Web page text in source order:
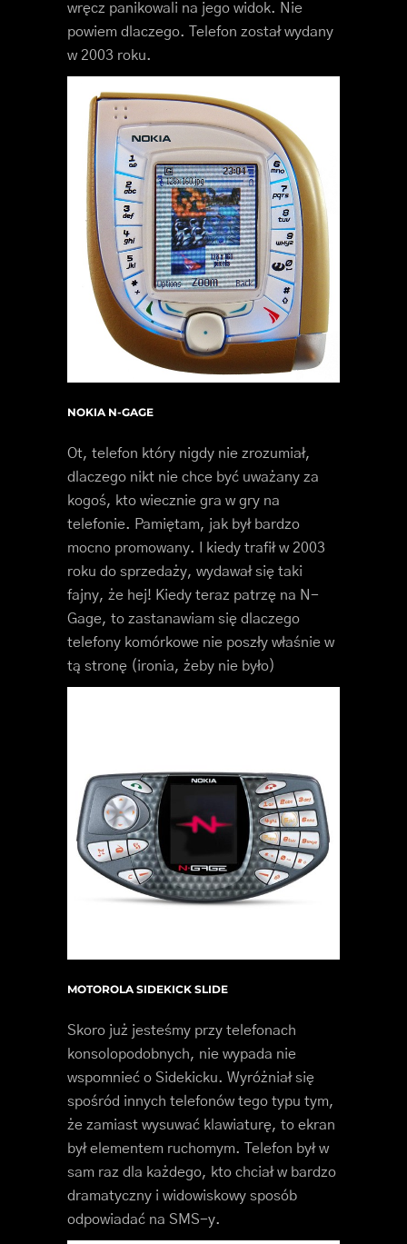
wręcz panikowali na jego widok. Nie
powiem dlaczego. Telefon został wydany
w 2003 roku.
NOKIA N-GAGE
Ot, telefon który nigdy nie zrozumiał,
dlaczego nikt nie chce być uważany za
kogoś, kto wiecznie gra w gry na
telefonie. Pamiętam, jak był bardzo
mocno promowany. I kiedy trafił w 2003
roku do sprzedaży, wydawał się taki
fajny, że hej! Kiedy teraz patrzę na N-
Gage, to zastanawiam się dlaczego
telefony komórkowe nie poszły właśnie w
tą stronę (ironia, żeby nie było)
MOTOROLA SIDEKICK SLIDE
Skoro już jesteśmy przy telefonach
konsolopodobnych, nie wypada nie
wspomnieć o Sidekicku. Wyróżniał się
spośród innych telefonów tego typu tym,
że zamiast wysuwać klawiaturę, to ekran
był elementem ruchomym. Telefon był w
sam raz dla każdego, kto chciał w bardzo
dramatyczny i widowiskowy sposób
odpowiadać na SMS-y.